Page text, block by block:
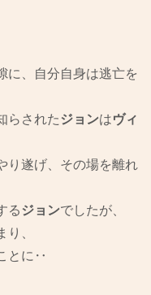
に、自分自身は逃亡を
らされたジョンはヴィ
り遂げ、その場を離れ
るジョンでしたが、
、
とに‥